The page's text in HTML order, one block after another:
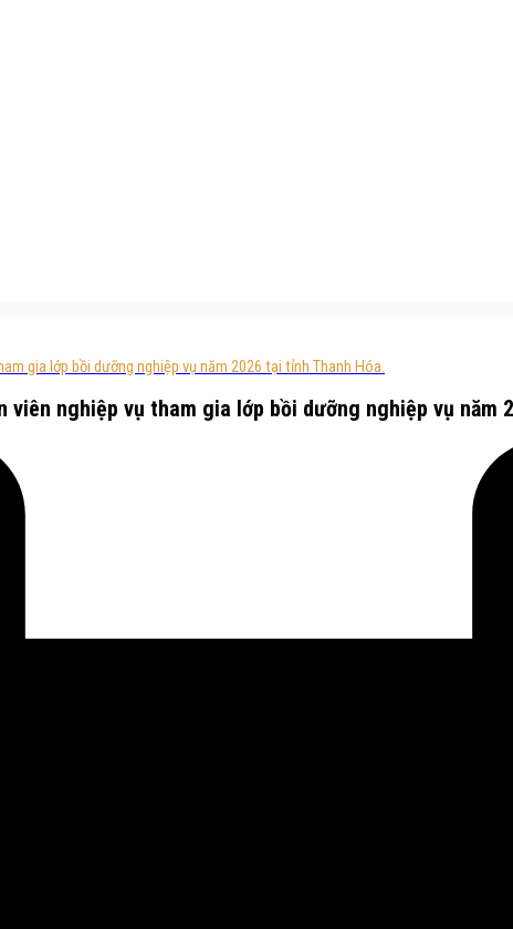
gia lớp bồi dưỡng nghiệp vụ năm 2026 tại tỉnh Thanh Hóa.
nghiệp vụ tham gia lớp bồi dưỡng nghiệp vụ năm